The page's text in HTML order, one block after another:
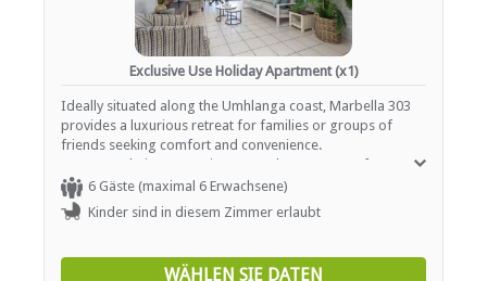
Schwimmbad
ESSEN UND TRINKEN
Braai / Grill (BBQ)
INTERNET
Kostenloses Wi-Fi
Exclusive Use Holiday Apartment (x1)
Ideally situated along the Umhlanga coast, Marbella 303
provides a luxurious retreat for families or groups of
friends seeking comfort and convenience.
Accommodating up to six guests, the apartment features
three thoughtfully designed bedrooms. The main
bedroom is furnished with a queen-size bed, while the
remaining two rooms each offer two single beds. Two
and toilet, ensure a comfortable stay. For added
6 Gäste (maximal 6 Erwachsene)
Kinder sind in diesem Zimmer erlaubt
WÄHLEN SIE DATEN